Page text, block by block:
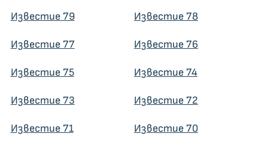
Известие 79 Известие 78
Известие 77 Известие 76
Известие 75 Известие 74
Известие 73 Известие 72
Известие 71 Известие 70